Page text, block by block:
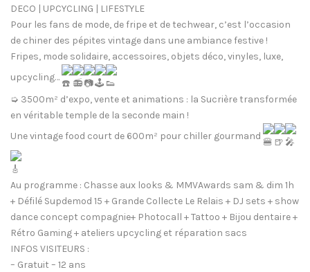
DECO | UPCYCLING | LIFESTYLE
Pour les fans de mode, de fripe et de techwear, c’est l’occasion
de chiner des pépites vintage dans une ambiance festive !
Fripes, mode solidaire, accessoires, objets déco, vinyles, luxe,
upcycling…
➭ 3500m² d’expo, vente et animations : la Sucrière transformée
en véritable temple de la seconde main !
Une vintage food court de 600m² pour chiller gourmand
Au programme : Chasse aux looks & MMVAwards sam & dim 1h
+ Défilé Supdemod 15 + Grande Collecte Le Relais + DJ sets + show
dance concept compagnie+ Photocall + Tattoo + Bijou dentaire +
Rétro Gaming + ateliers upcycling et réparation sacs
INFOS VISITEURS :
– Gratuit – 12 ans